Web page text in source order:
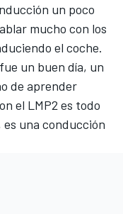
un poco
mucho con los
el coche.
un buen día, un
de aprender
el LMP2 es todo
una conducción